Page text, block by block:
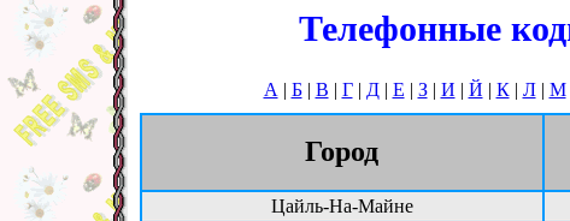
Телефонные
А | Б| В | Г| Д| Е | З| И | Й | К| Л| М
Город
Цайль-На-Майне